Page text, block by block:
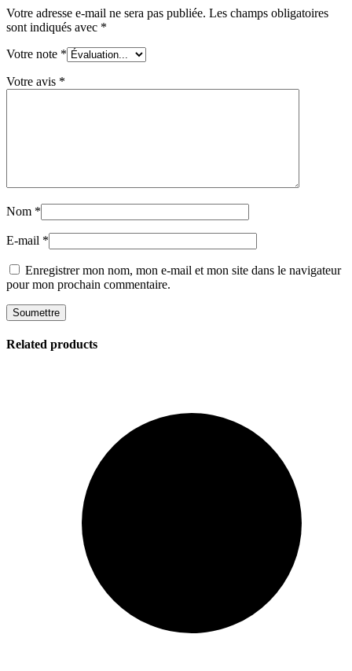
Votre adresse e-mail ne sera pas publiée. Les champs obligatoires
sont indiqués avec *
Votre note *
Votre avis *
Nom *
E-mail *
Enregistrer mon nom, mon e-mail et mon site dans le navigateur
pour mon prochain commentaire.
Related products